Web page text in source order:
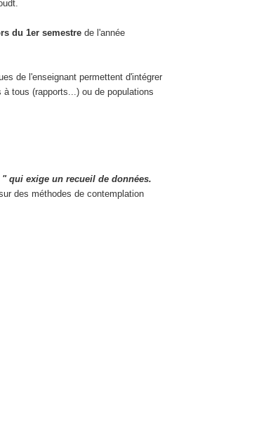
du 1er semestrede l'année
de l'enseignant permettent d'intégrer
tous (rapports...) ou de populations
qui exige un recueil de données.
des méthodes de contemplation